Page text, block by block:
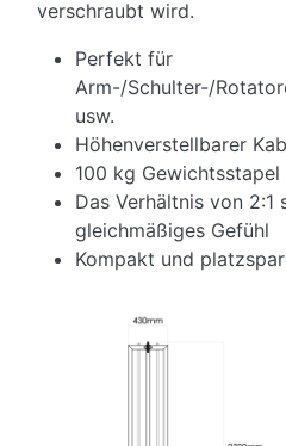
verschraubt wird.
Perfekt für
Arm-/Schulter-/
usw.
Höhenverstellbarer
100 kg Gewichtsstapel
Das Verhältnis von
gleichmäßiges Gefühl
Kompakt und